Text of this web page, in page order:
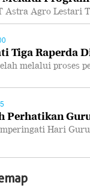
Astra Agro Lestari
Tiga Raperda
melalui proses
Perhatikan
Hari